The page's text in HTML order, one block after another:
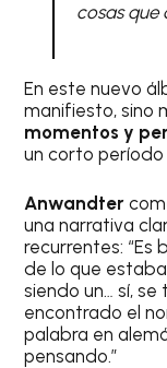
cosas que
En este nuevo
manifiesto, sino
momentos y
un corto
Anwandter
una narrativa
recurrentes: “Es
de lo que
siendo un… sí,
encontrado el
palabra en
pensando.”